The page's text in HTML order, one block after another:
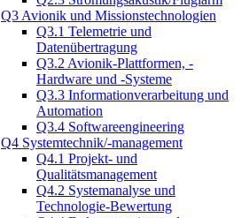
Q3 Avionik und Missionstechnologien
Q3.1 Telemetrie und
Datenübertragung
Q3.2 Avionik-Plattformen, -
Hardware und -Systeme
Q3.3 Informationverarbeitung und
Automation
Q3.4 Softwareengineering
Q4 Systemtechnik/-management
Q4.1 Projekt- und
Qualitätsmanagement
Q4.2 Systemanalyse und
Technologie-Bewertung